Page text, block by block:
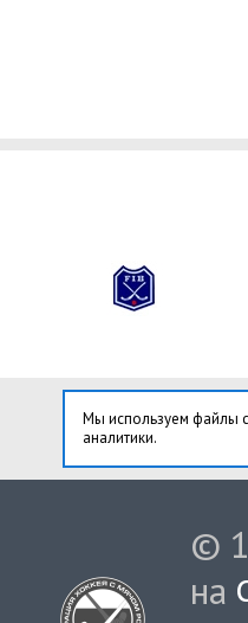
Мы используем файлы
аналитики.
©
на